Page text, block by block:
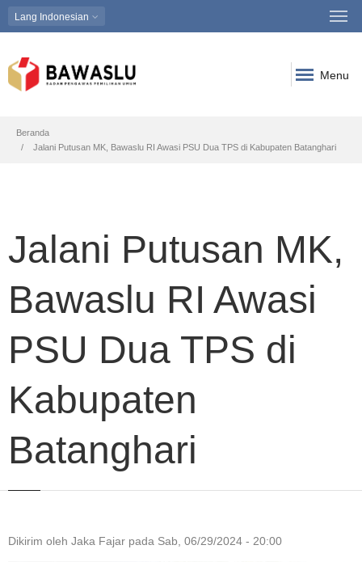
Lang Indonesian
Menu
Breadcrumb
Beranda
Jalani Putusan MK, Bawaslu RI Awasi PSU Dua TPS di Kabupaten Batanghari
Jalani Putusan MK,
Bawaslu RI Awasi
PSU Dua TPS di
Kabupaten
Batanghari
Dikirim oleh Jaka Fajar pada Sab, 06/29/2024 - 20:00